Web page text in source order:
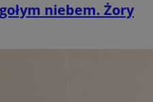
niebem. Żory